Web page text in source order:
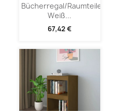
Bücherregal/Raumteiler
Weiß...
67,42 €